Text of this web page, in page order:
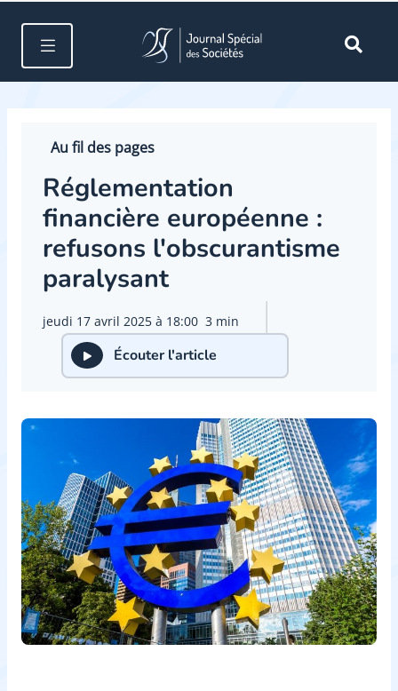
Au fil des pages
Réglementation
financière européenne :
refusons l'obscurantisme
paralysant
jeudi 17 avril 2025 à 18:00 3 min
Écouter l'article